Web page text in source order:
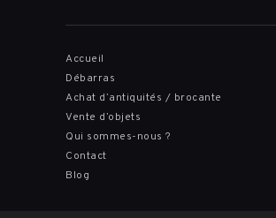
Accueil
Débarras
Achat d’antiquités / brocante
Vente d’objets
Qui sommes-nous ?
Contact
Blog